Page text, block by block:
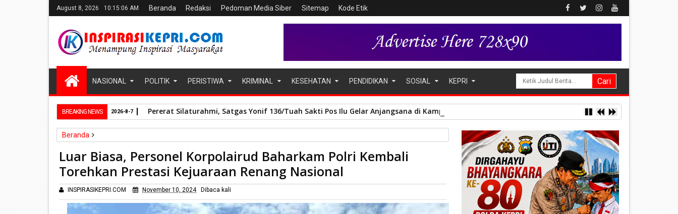
August 8, 2026 10:15:08 AM Beranda Redaksi Pedoman Media Siber Sitemap Kode Etik
NASIONAL POLITIK PERISTIWA KRIMINAL KESEHATAN PENDIDIKAN SOSIAL KEPRI
BREAKING NEWS Pererat Silaturahmi, Satgas Yonif 136/Tuah Sakti Pos Ilu Gelar Anjangsana di Kampung Alukme
2026-8-7
Beranda
Luar Biasa, Personel Korpolairud Baharkam Polri Kembali
Torehkan Prestasi Kejuaraan Renang Nasional
INSPIRASIKEPRI.COM November 10, 2024 Dibaca kali